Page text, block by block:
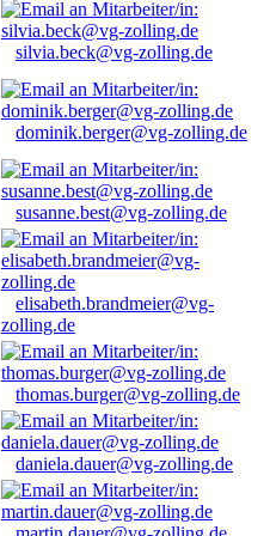
silvia.beck@vg-zolling.de
dominik.berger@vg-zolling.de
susanne.best@vg-zolling.de
elisabeth.brandmeier@vg-
zolling.de
thomas.burger@vg-zolling.de
daniela.dauer@vg-zolling.de